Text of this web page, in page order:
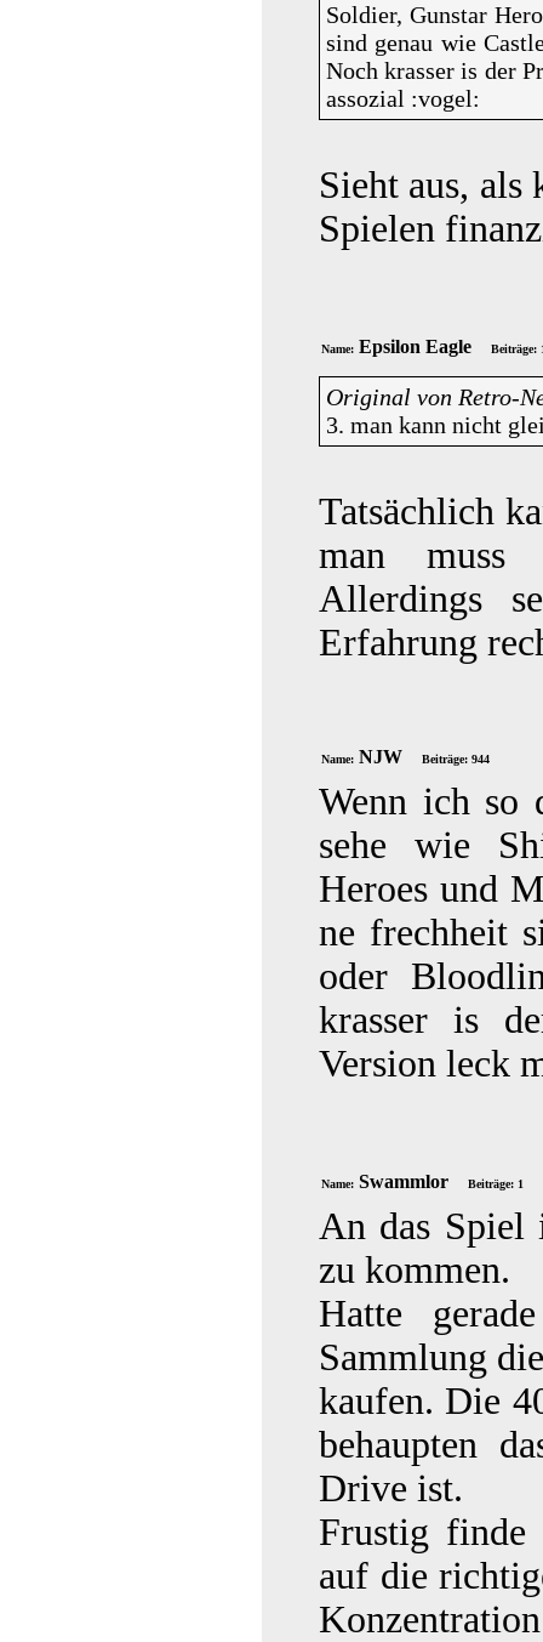
Soldier, Gunstar
sind genau wie
Noch krasser is der
assozial :vogel:
Sieht aus,
Spielen
Name: Epsilon Eagle Beiträge:
Original von Retro-
3. man kann nicht
Tatsächlich
man muss
Allerdings
Erfahrung
Name: NJW Beiträge: 944
Wenn ich so
sehe wie
Heroes und
ne frechheit
oder
krasser is
Version leck
Name: Swammlor Beiträge: 1
An das Spiel
zu kommen.
Hatte
Sammlung
kaufen. Die
behaupten
Drive ist.
Frustig finde
auf die